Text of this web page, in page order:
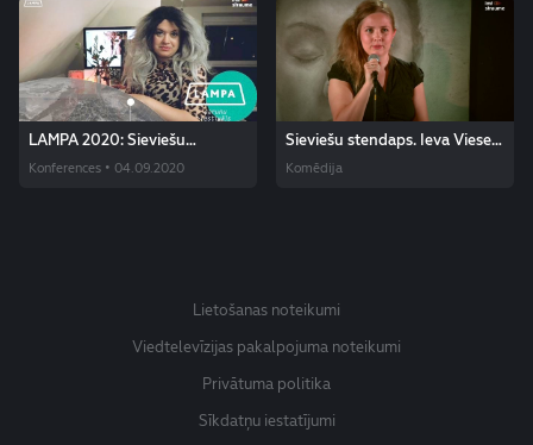
LAMPA 2020: Sieviešu
stendaps "Slikti padomi, kā
dzīvot labāk"
Konferences • 04.09.2020
Sieviešu stendaps. Ieva Viese-
Vigula
Komēdija
Lietošanas noteikumi
Viedtelevīzijas pakalpojuma noteikumi
Privātuma politika
Sīkdatņu iestatījumi